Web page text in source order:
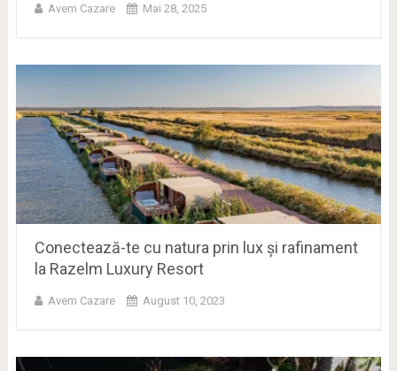
Avem Cazare Mai 28, 2025
Conectează-te cu natura prin lux și rafinament
la Razelm Luxury Resort
Avem Cazare August 10, 2023